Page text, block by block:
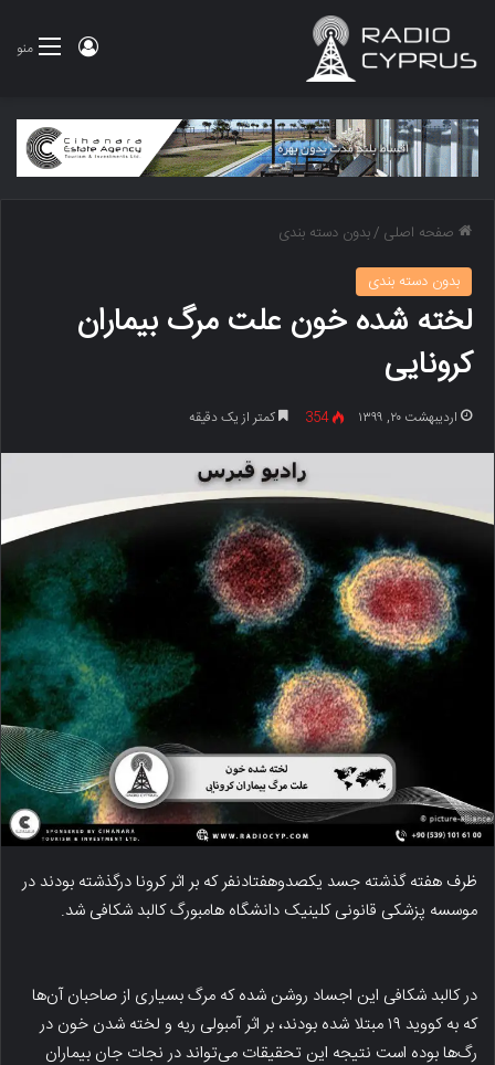
منو ورود
صفحه اصلی /بدون دسته بندی
بدون دسته بندی
لخته‌ شده خون علت مرگ بیماران
کرونایی
اردیبهشت ۲۰, ۱۳۹۹ 354 کمتر از یک دقیقه
ظرف هفته گذشته جسد یکصدوهفتادنفر که بر اثر کرونا درگذشته بودند در
موسسه پزشکی قانونی کلینیک دانشگاه هامبورگ کالبد شکافی شد.
در کالبد شکافی این اجساد روشن شده که مرگ بسیاری از صاحبان آن‌ها
که به کووید ۱۹ مبتلا شده بودند، بر اثر آمبولی ریه و لخته شدن خون در
رگ‌ها بوده است نتیجه این تحقیقات می‌تواند در نجات جان بیماران